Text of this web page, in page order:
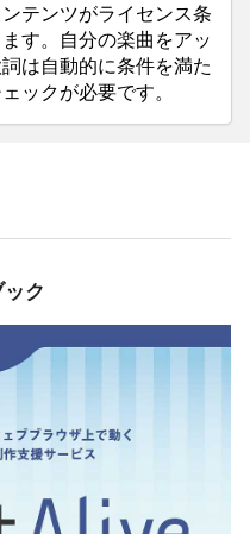
テンツがライセンス条
す。自分の楽曲をアッ
は自動的に条件を満た
ックが必要です。
ク